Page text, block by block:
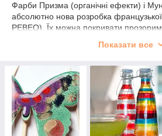
Фарби Призма (органічні ефекти) і
абсолютно нова розробка
PEBEO). Їх можна покривати
Показати все